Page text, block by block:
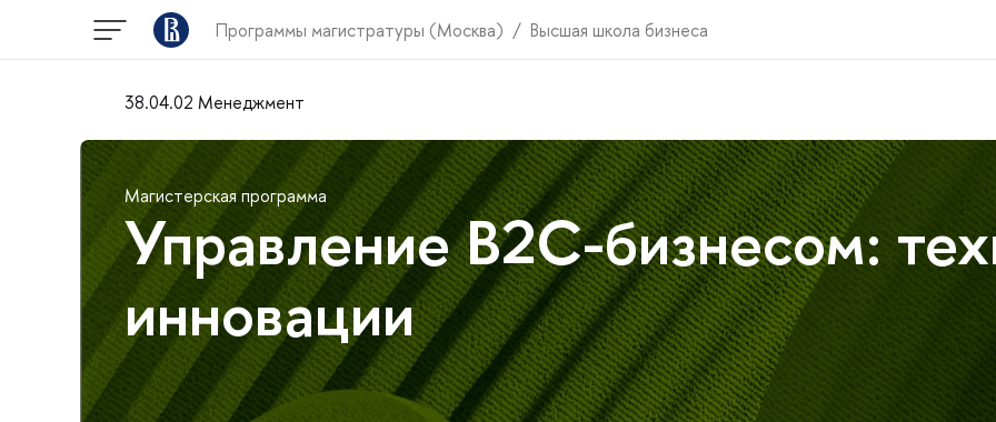
Программы магистратуры (Москва) Высшая школа бизнеса
38.04.02 Менеджмент
Магистерская программа
Управление B2C-бизнесом:
инновации